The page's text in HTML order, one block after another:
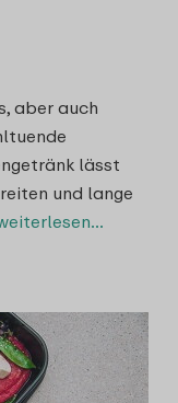
aber auch
lässt
und lange